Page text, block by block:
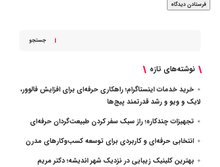
جستجو
نوشته‌های تازه
خرید خدمات اینستاگرام؛ راهکاری حرفه‌ای برای افزایش فالوور،
لایک و ویو و رشد قدرتمند پیج‌ها
تجهیزات چندکاره؛ راز سبک سفر کردن طبیعت‌گردان حرفه‌ای
انتخابی حرفه‌ای و کاربردی برای توسعه کسب‌وکارهای مدرن
بهترین کلینیک زیبایی در نزدیک شهر اندیشه؛ دکتر مریم